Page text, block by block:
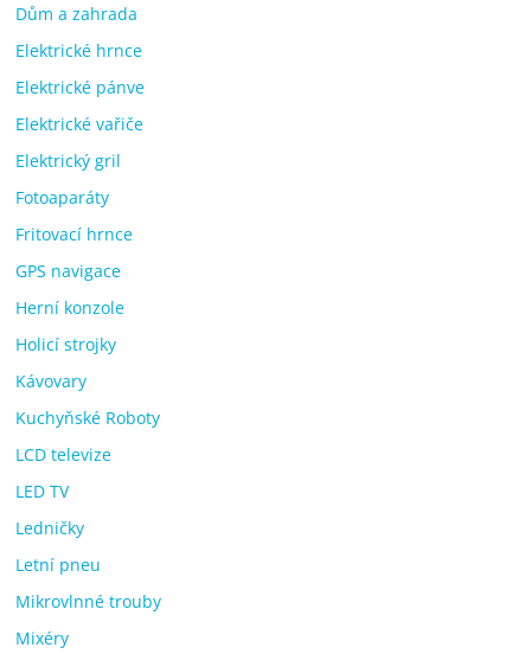
Dům a zahrada
Elektrické hrnce
Elektrické pánve
Elektrické vařiče
Elektrický gril
Fotoaparáty
Fritovací hrnce
GPS navigace
Herní konzole
Holicí strojky
Kávovary
Kuchyňské Roboty
LCD televize
LED TV
Ledničky
Letní pneu
Mikrovlnné trouby
Mixéry